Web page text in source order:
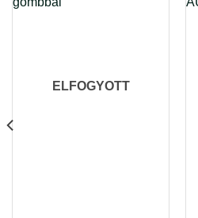
ELFOGYOTT